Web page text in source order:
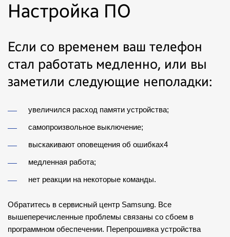
Настройка ПО
Если со временем ваш телефон
стал работать медленно, или вы
заметили следующие неполадки:
увеличился расход памяти устройства;
самопроизвольное выключение;
выскакивают оповещения об ошибках4
медленная работа;
нет реакции на некоторые команды.
Обратитесь в сервисный центр Samsung. Все
вышеперечисленные проблемы связаны со сбоем в
программном обеспечении. Перепрошивка устройства